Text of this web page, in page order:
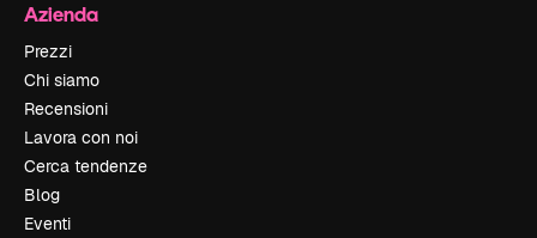
Azienda
Prezzi
Chi siamo
Recensioni
Lavora con noi
Cerca tendenze
Blog
Eventi